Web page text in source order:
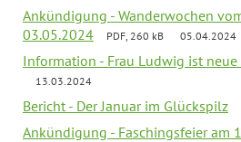
Ankündigung - Wanderwochen
03.05.2024
PDF, 260 kB 05.04.2024
Information - Frau Ludwig ist
13.03.2024
Bericht - Der Januar im Glückspilz
Ankündigung - Faschingsfeier am